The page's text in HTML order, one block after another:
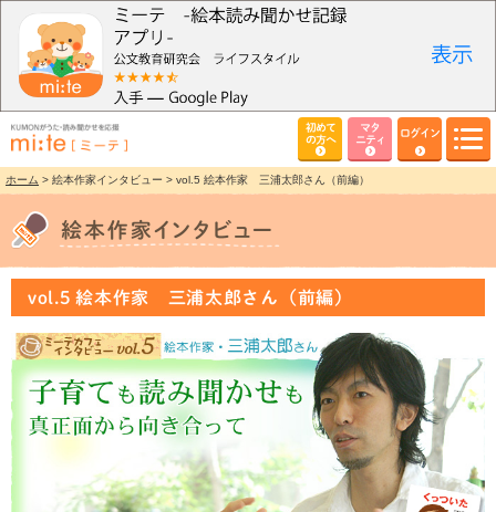
初めて
の方へ
マタ
ニティ
ログイン
ホーム > 絵本作家インタビュー > vol.5 絵本作家 三浦太郎さん（前編）
vol.5 絵本作家 三浦太郎さん（前編）